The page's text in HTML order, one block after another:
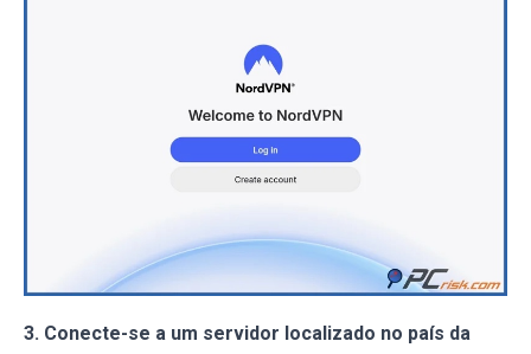
3. Conecte-se a um servidor localizado no país da